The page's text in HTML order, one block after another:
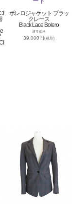
ボレロジャケット ブラッ
クレース
Black Lace Bolero
通常価格
39,000円 (税別)